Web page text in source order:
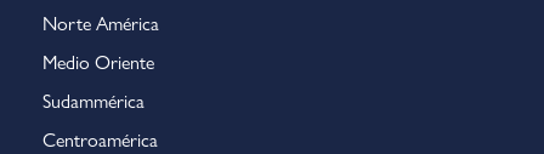
Norte América
Medio Oriente
Sudammérica
Centroamérica